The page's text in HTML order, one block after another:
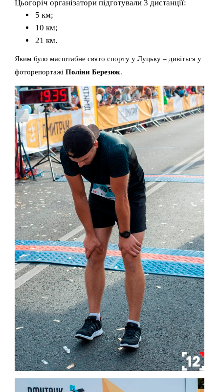
Цьогоріч організатори підготували 3 дистанції:
5 км;
10 км;
21 км.
Яким було масштабне свято спорту у Луцьку – дивіться у
фоторепортажі Поліни Березюк.